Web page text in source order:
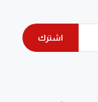
اشترك